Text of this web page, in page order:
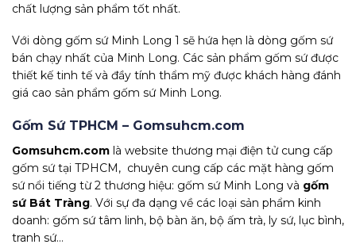
chất lượng sản phẩm tốt nhất.
Với dòng gốm sứ Minh Long 1 sẽ hứa hẹn là dòng gốm sứ
bán chạy nhất của Minh Long. Các sản phẩm gốm sứ được
thiết kế tinh tế và đầy tính thẩm mỹ được khách hàng đánh
giá cao sản phẩm gốm sứ Minh Long.
Gốm Sứ TPHCM – Gomsuhcm.com
Gomsuhcm.com là website thương mại điện tử cung cấp
gốm sứ tại TPHCM, chuyên cung cấp các mặt hàng gốm
sứ nổi tiếng từ 2 thương hiệu: gốm sứ Minh Long và gốm
sứ Bát Tràng. Với sự đa dạng về các loại sản phẩm kinh
doanh: gốm sứ tâm linh, bộ bàn ăn, bộ ấm trà, ly sứ, lục bình,
tranh sứ…